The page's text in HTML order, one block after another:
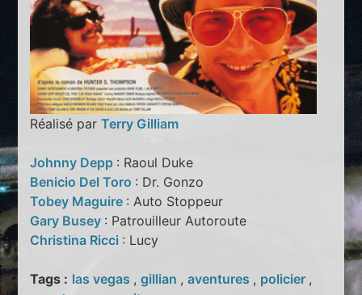
Réalisé parTerry Gilliam
Johnny Depp : Raoul Duke
Benicio Del Toro : Dr. Gonzo
Tobey Maguire : Auto Stoppeur
Gary Busey : Patrouilleur Autoroute
Christina Ricci : Lucy
Tags : las vegas ,gillian ,aventures , policier ,